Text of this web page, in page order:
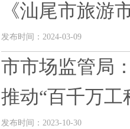
《汕尾市旅游
发布时间：2024-03-09
市市场监管局
推动“百千万工
发布时间：2023-10-30